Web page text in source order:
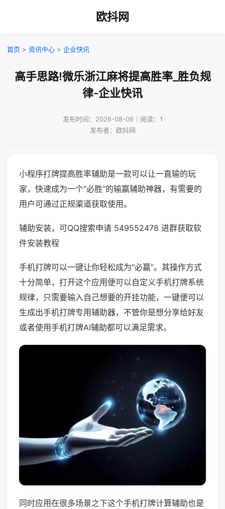
欧抖网
首页 > 资讯中心 > 企业快讯
高手思路!微乐浙江麻将提高胜率_胜负规
律-企业快讯
发布时间：2026-08-06｜阅读：1
发布者：欧抖网
小程序打牌提高胜率辅助是一款可以让一直输的玩
家，快速成为一个“必胜”的输赢辅助神器，有需要的
用户可通过正规渠道获取使用。
辅助安装，可QQ搜索申请 549552478 进群获取软
件安装教程
手机打牌可以一键让你轻松成为“必赢”。其操作方式
十分简单，打开这个应用便可以自定义手机打牌系统
规律，只需要输入自己想要的开挂功能，一键便可以
生成出手机打牌专用辅助器，不管你是想分享给好友
或者使用手机打牌AI辅助都可以满足需求。
同时应用在很多场景之下这个手机打牌计算辅助也是